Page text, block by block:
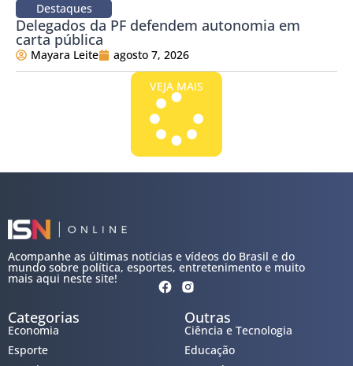
Destaques
Delegados da PF defendem autonomia em
carta pública
Mayara Leite agosto 7, 2026
VEJA MAIS
Acompanhe as últimas notícias e vídeos do Brasil e do
mundo sobre política, esportes, entretenimento e muito
mais aqui neste site!
Categorias
Economia
Esporte
Outras
Ciência e Tecnologia
Educação